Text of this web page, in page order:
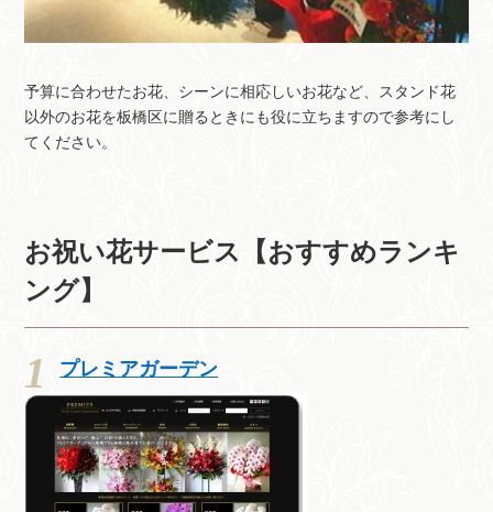
予算に合わせたお花、シーンに相応しいお花など、スタンド花
以外のお花を板橋区に贈るときにも役に立ちますので参考にし
てください。
お祝い花サービス【おすすめランキ
ング】
プレミアガーデン